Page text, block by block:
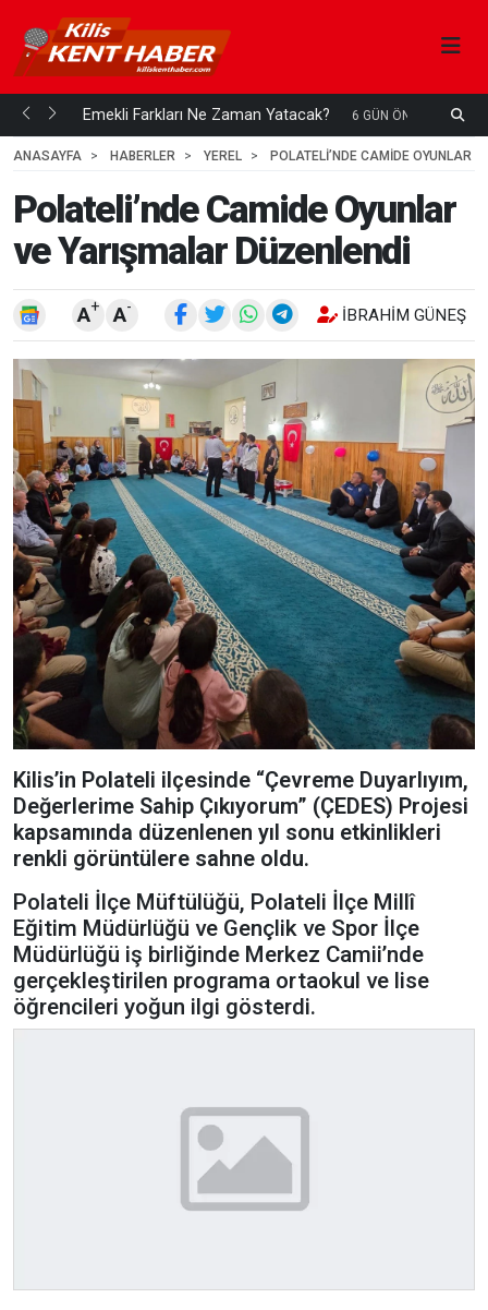
mi... Emekli Farkları Ne Zaman Yatacak? 6 GÜN ÖNCE
ANASAYFA
HABERLER YEREL POLATELI’NDE CAMIDE OYUNLAR
Polateli’nde Camide Oyunlar
ve Yarışmalar Düzenlendi
A+ A- İBRAHIM GÜNEŞ
Kilis’in Polateli ilçesinde “Çevreme Duyarlıyım,
Değerlerime Sahip Çıkıyorum” (ÇEDES) Projesi
kapsamında düzenlenen yıl sonu etkinlikleri
renkli görüntülere sahne oldu.
Polateli İlçe Müftülüğü, Polateli İlçe Millî
Eğitim Müdürlüğü ve Gençlik ve Spor İlçe
Müdürlüğü iş birliğinde Merkez Camii’nde
gerçekleştirilen programa ortaokul ve lise
öğrencileri yoğun ilgi gösterdi.